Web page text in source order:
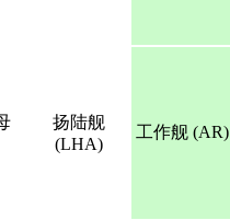
扬陆舰
(LHA)
工作舰 (AR)